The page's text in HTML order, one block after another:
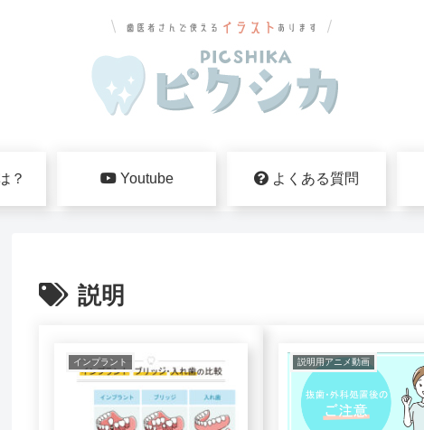
？ Youtube よくある質問
説明
インプラント 説明用アニメ動画